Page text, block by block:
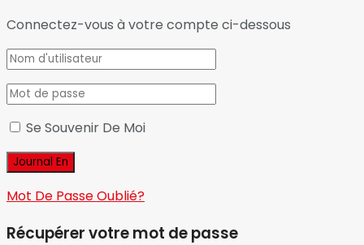
Connectez-vous à votre compte ci-dessous
Se Souvenir De Moi
Mot De Passe Oublié?
Récupérer votre mot de passe